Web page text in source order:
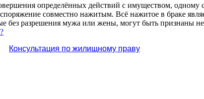
определённых действий с имуществом, одному
совместно нажитым. Всё нажитое в браке
без разрешения мужа или жены, могут быть признаны
Консультация по жилищному праву